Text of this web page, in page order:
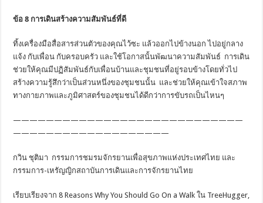
ข้อ8 การเดินสร้างความสัมพันธ์ที่ดี
ทิ้งเครื่องมือสื่อสารส่วนตัวของคุณไว้ซะ แล้วออกไปข้างนอก ไปอยู่กลาง
แจ้ง กับเพื่อน กับครอบครัว และใช้โอกาสนั้นพัฒนาความสัมพันธ์ การเดิน
ช่วยให้คุณมีปฏิสัมพันธ์กับเพื่อนบ้านและชุมชนที่อยู่รอบข้างโดยทั่วไป
สร้างความรู้สึกว่าเป็นส่วนหนึ่งของชุมชนนั้น และช่วยให้คุณเข้าใจสภาพ
ทางกายภาพและภูมิศาสตร์ของชุมชนได้ดีกว่าการขับรถเป็นไหนๆ
————————————————————————————
———————————————————
กวิน ชุติมา กรรมการชมรมจักรยานเพื่อสุขภาพแห่งประเทศไทย และ
กรรมการ-เหรัญญิกสถาบันการเดินและการจักรยานไทย
เรียบเรียงจาก 8 Reasons Why You Should Go On a Walk ใน TreeHugger,